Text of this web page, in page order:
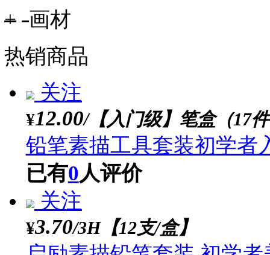
产品分类
全部
+ -画材
热销商品
关注
¥12.00
铅笔素描工具套装初